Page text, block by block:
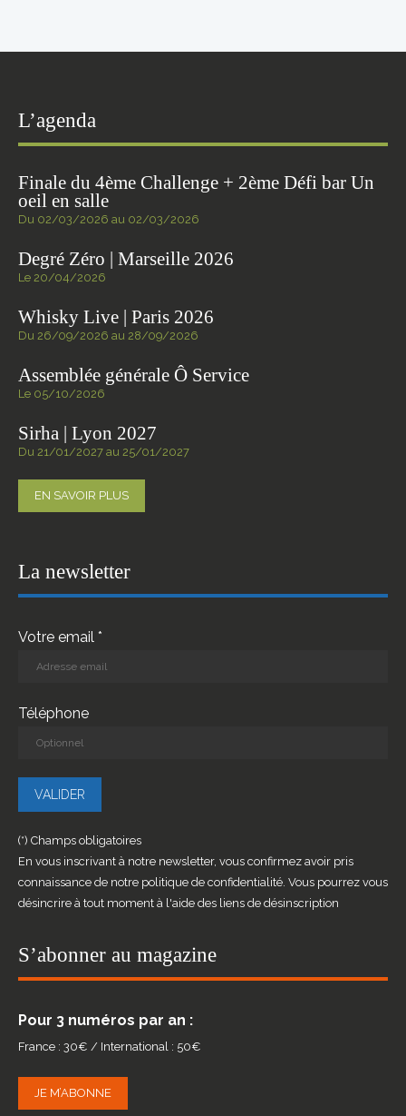
L’agenda
Finale du 4ème Challenge + 2ème Défi bar Un
oeil en salle
Du 02/03/2026 au 02/03/2026
Degré Zéro | Marseille 2026
Le 20/04/2026
Whisky Live | Paris 2026
Du 26/09/2026 au 28/09/2026
Assemblée générale Ô Service
Le 05/10/2026
Sirha | Lyon 2027
Du 21/01/2027 au 25/01/2027
EN SAVOIR PLUS
La newsletter
Votre email *
Téléphone
(*) Champs obligatoires
En vous inscrivant à notre newsletter, vous confirmez avoir pris
connaissance de notre politique de confidentialité. Vous pourrez vous
désincrire à tout moment à l'aide des liens de désinscription
S’abonner au magazine
Pour 3 numéros par an :
France : 30€ / International : 50€
JE M’ABONNE